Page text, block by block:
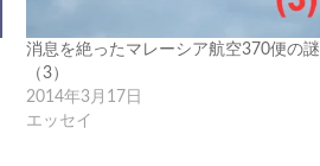
消息を絶ったマレーシア航空370便の謎
（3）
2014年3月17日
エッセイ